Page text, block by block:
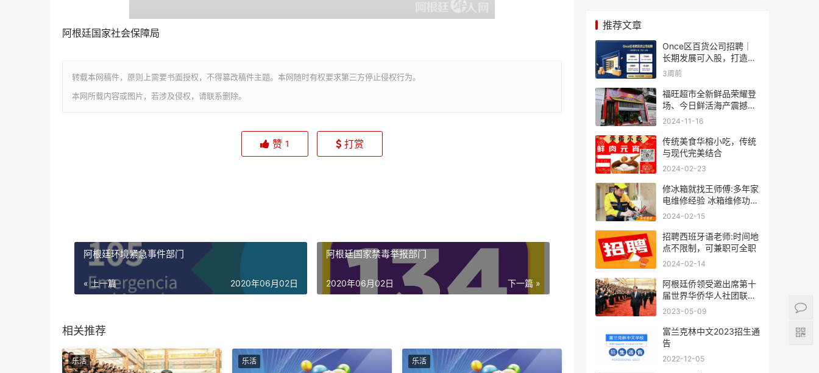
阿根廷国家社会保障局
转载本网稿件，原则上需要书面授权，不得篡改稿件主题。本网随时有权要求第三方停止侵权行为。
本网所载内容或图片，若涉及侵权，请联系删除。
赞 1 打赏
阿根廷环境紧急事件部门
« 上一篇 2020年06月02日
阿根廷国家禁毒举报部门
下一篇 »
2020年06月02日
相关推荐
乐活 乐活 乐活
推荐文章
Once区百货公司招聘｜
长期发展可入股，打造个
人事业
3周前
福旺超市全新鲜品荣耀登
场、今日鲜活海产震撼来
袭！
2024-11-16
传统美食华榕小吃，传统
与现代完美结合
2024-02-23
修冰箱就找王师傅:多年家
电维修经验 冰箱维修功底
深厚
2024-02-15
招聘西班牙语老师:时间地
点不限制，可兼职可全职
2024-02-14
阿根廷侨领受邀出席第十
届世界华侨华人社团联谊
大会
2023-05-09
富兰克林中文2023招生通
告
2022-12-05